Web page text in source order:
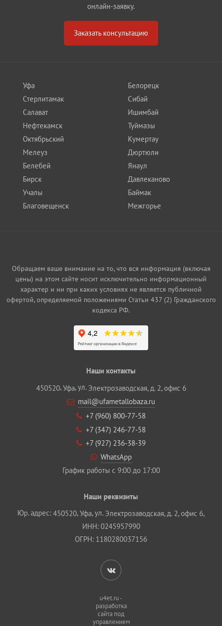
онлайн-заявку.
Заказать консультацию
Уфа
Стерлитамак
Салават
Нефтекамск
Октябрьский
Белорецк
Сибай
Ишимбай
Туймазы
Кумертау
Мелеуз
Белебей
Бирск
Учалы
Благовещенск
Дюртюли
Янаул
Давлеканово
Баймак
Межгорье
Обращаем ваше внимание на то, что вся информация (включая
цены) на этом сайте носит исключительно информационный
характер и ни при каких условиях не является публичной
офертой, определяемой положениями Статьи 437 (2) Гражданского
кодекса РФ.
Наши контакты
450520,Уфа, ул. Электрозаводская, д. 2, офис 6
mail@ufametallobaza.ru
+7 (960) 800‐77‐58
+7 (347) 246‐77‐58
+7 (927) 236‐38‐39
WhatsApp
График работы с 9:00 до 17:00
Наши реквизиты
Юр. адрес: 450520,Уфа, ул. Электрозаводская, д. 2, офис 6,
ИНН: 0245957990
ОГРН: 1180280037156
u4et.ru -
разработка
сайта под
управлением